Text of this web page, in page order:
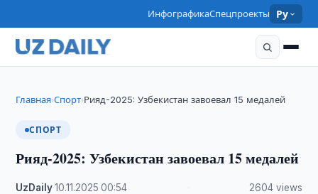
ИнфографикаСпецпроекты Ру
Главная›Спорт›Рияд-2025: Узбекистан завоевал 15 медалей
СПОРТ
Рияд-2025: Узбекистан завоевал 15 медалей
UzDaily·10.11.2025 ·00:54 2604 views